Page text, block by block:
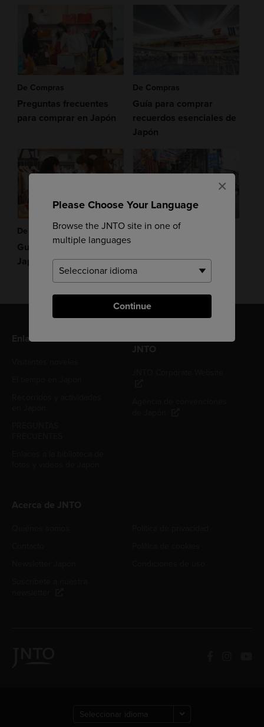
Please Choose Your Language
Browse the JNTO site in one of
multiple languages
Continue
×
De Compras
Preguntas frecuentes
para comprar en Japón
De Compras
Guía para comprar
recuerdos esenciales de
Japón
De Compras
Guía de compras de
Japón
De Compras
Shimo-kitazawa
Enlaces útiles
Sitios relacionados con